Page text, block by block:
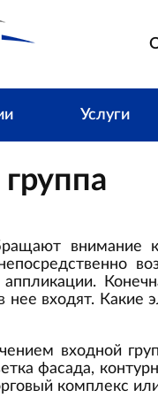
Услуги
внимание
нее входят. Какие
входной
фасада,
комплекс